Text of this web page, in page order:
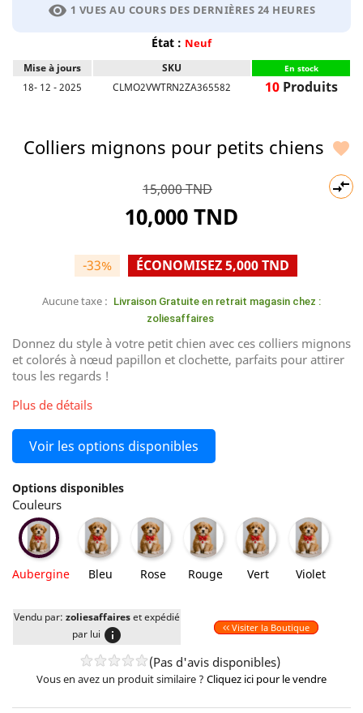
visibility 1 VUES AU COURS DES DERNIÈRES 24 HEURES
État : Neuf
Mise à jours SKU En stock
18- 12 - 2025 CLMO2VWTRN2ZA365582 10Produits


Colliers mignons pour petits chiens
15,000 TND
10,000 TND
-33% ÉCONOMISEZ 5,000 TND
Aucune taxe : Livraison Gratuite en retrait magasin chez :
zoliesaffaires
Donnez du style à votre petit chien avec ces colliers mignons
et colorés à nœud papillon et clochette, parfaits pour attirer
tous les regards !
Plus de détails
Voir les options disponibles
Options disponibles
Couleurs
Aubergine
Aubergine
Bleu
Bleu
Rose
Rose
Rouge
Rouge
Vert
Vert
Violet
Violet
Vendu par: zoliesaffaireset expédié
par lui info Visiter la Boutique
(Pas d'avis disponibles)
Vous en avez un produit similaire ? Cliquez ici pour le vendre